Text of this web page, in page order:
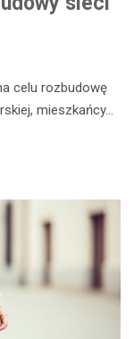
celu rozbudowę
mieszkańcy…